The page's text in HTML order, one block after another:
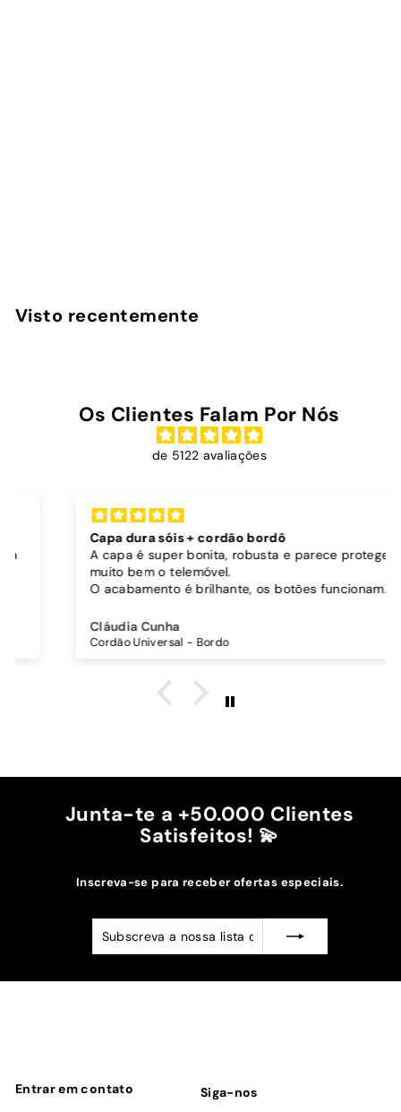
0
Visto recentemente
Os Clientes Falam Por Nós
de 5122 avaliações
Capa dura sóis + cordão bordô
A capa é super bonita, robusta e parece proteger
muito bem o telemóvel.
O acabamento é brilhante, os botões funcionam
Comprei também um cordão à parte para
pendurar o telemóvel e como a capa é dura o
é top, eu não uso no máximo e ele passa me a
Cláudia Cunha
Cordão Universal - Bordo
Junta-te a +50.000 Clientes
Satisfeitos! 💫
Inscreva-se para receber ofertas especiais.
Subscreva
a
Subscrever
Entrar em contato Siga-nos